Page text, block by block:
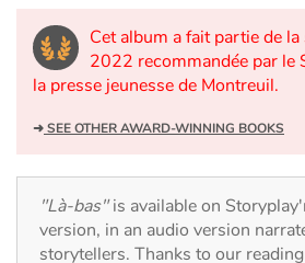
Arts, space, activities
Documentaries
Daily life and hobbies
At school
Cet album a fait partie de
2022 recommandée par le
la presse jeunesse de Montreuil.
➜SEE OTHER AWARD-WINNING BOOKS
"Là-bas"is available on
version, in an audio version
storytellers. Thanks to our